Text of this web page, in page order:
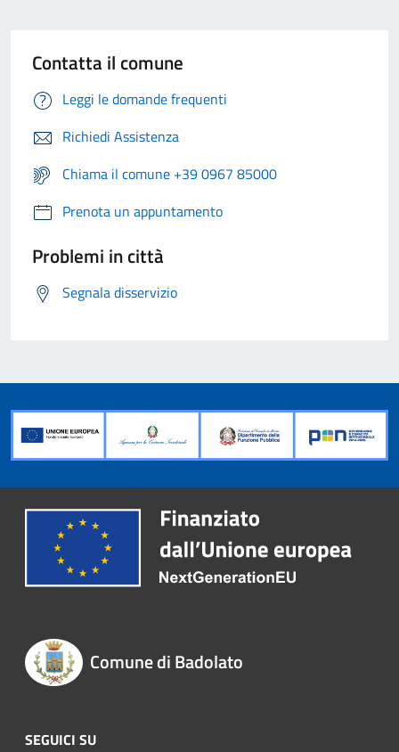
Contatta il comune
Leggi le domande frequenti
Richiedi Assistenza
Chiama il comune +39 0967 85000
Prenota un appuntamento
Problemi in città
Segnala disservizio
Comune di Badolato
SEGUICI SU